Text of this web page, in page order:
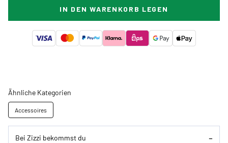
IN DEN WARENKORB LEGEN
Ähnliche Kategorien
Accessoires
Bei Zizzi bekommst du